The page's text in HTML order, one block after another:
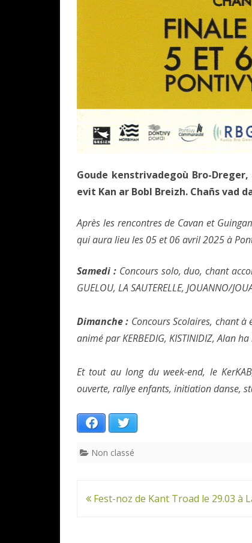
Goude kenstrivadegoù Bro-
evit Kan ar Bobl Breizh. Chañs vad
Après les rencontres de Cavan et
qui aura lieu les 05 et 06 avril 2025 à
Samedi :Concours solo, duo, chant
GUELOU, LA SAUTERELLE, JOUANNO/
Dimanche : Concours Scolaires, chant à
animé par KERBEDIG, KISTINIDIZ, Alan ha
Et tout au long du week-end, le
ouverte, rallye enfants, initiation danse,
Facebook
Non classé
Navigation
Fest-noz de Kant Troad le 29.03 à